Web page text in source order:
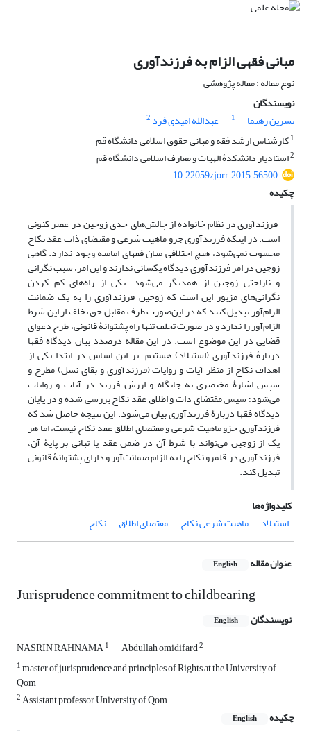
مبانی فقهی الزام به فرزندآوری
نوع مقاله : مقاله پژوهشی
نویسندگان
نسرین رهنما
1 عبدالله امیدی فرد 2
1کارشناس ارشد فقه و مبانی حقوق اسلامی دانشگاه قم
2استادیار دانشکدۀ الهیات و معارف اسلامی دانشگاه قم
10.22059/jorr.2015.56500
چکیده
فرزندآوری در نظام خانواده از چالش‌های جدی زوجین در عصر کنونی
است. در اینکه فرزندآوری جزو ماهیت شرعی و مقتضای ذات عقد نکاح
محسوب نمی‌شود، هیچ اختلافی میان فقهای امامیه وجود ندارد. گاهی
زوجین در امر فرزندآوری دیدگاه یکسانی ندارند و این امر، سبب نگرانی
و ناراحتی زوجین از همدیگر می‌شود. یکی از راه‌های کم کردن
نگرانی‌های مزبور این است که زوجین فرزندآوری را به یک ضمانت
الزام‌آور تبدیل کنند که در این‌صورت طرف مقابل حق تخلف از این شرط
الزام‌آور را ندارد و در صورت تخلف تنها راه پشتوانۀ قانونی، طرح دعوای
قضایی در این موضوع است. در این مقاله درصدد بیان دیدگاه فقها
دربارۀ فرزند‌آوری (استیلاد) هستیم. بر این اساس در ابتدا یکی از
اهداف نکاح از منظر آیات و روایات (فرزندآوری و بقای نسل) مطرح و
سپس اشارۀ مختصری به جایگاه و ارزش فرزند در آیات و روایات
می‌شود؛ سپس مقتضای ذات و اطلاق عقد نکاح بررسی شده و در پایان
دیدگاه فقها دربارۀ فرزندآوری بیان می‌شود. این نتیجه حاصل شد که
فرزندآوری جزو ماهیت شرعی و مقتضای اطلاق عقد نکاح نیست، اما هر
یک از زوجین می‌تواند با شرط آن در ضمن عقد یا تبانی بر پایۀ آن،
فرزندآوری در قلمرو نکاح را به الزام ضمانت‌آور و دارای پشتوانۀ قانونی
تبدیل کند.
کلیدواژه‌ها
استیلاد
ماهیت شرعی نکاح مقتضای اطلاق نکاح
عنوان مقاله English
Jurisprudence commitment to childbearing
نویسندگان English
NASRIN RAHNAMA1 Abdullah omidifard2
1master of jurisprudence and principles of Rights at the University of
Qom
2Assistant professor University of Qom
چکیده
English